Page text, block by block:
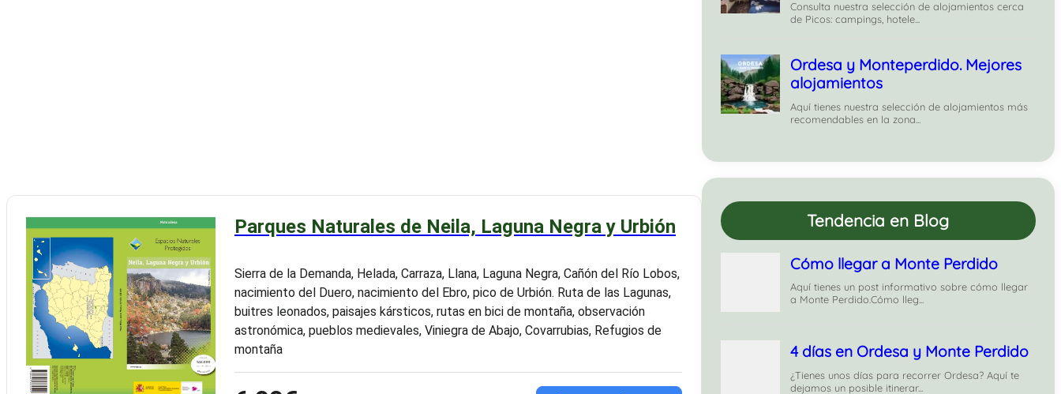
Parques Naturales de Neila, Laguna Negra y Urbión
Sierra de la Demanda, Helada, Carraza, Llana, Laguna Negra, Cañón del Río Lobos,
nacimiento del Duero, nacimiento del Ebro, pico de Urbión. Ruta de las Lagunas,
buitres leonados, paisajes kársticos, rutas en bici de montaña, observación
astronómica, pueblos medievales, Viniegra de Abajo, Covarrubias, Refugios de
montaña
Tendencia en Blog